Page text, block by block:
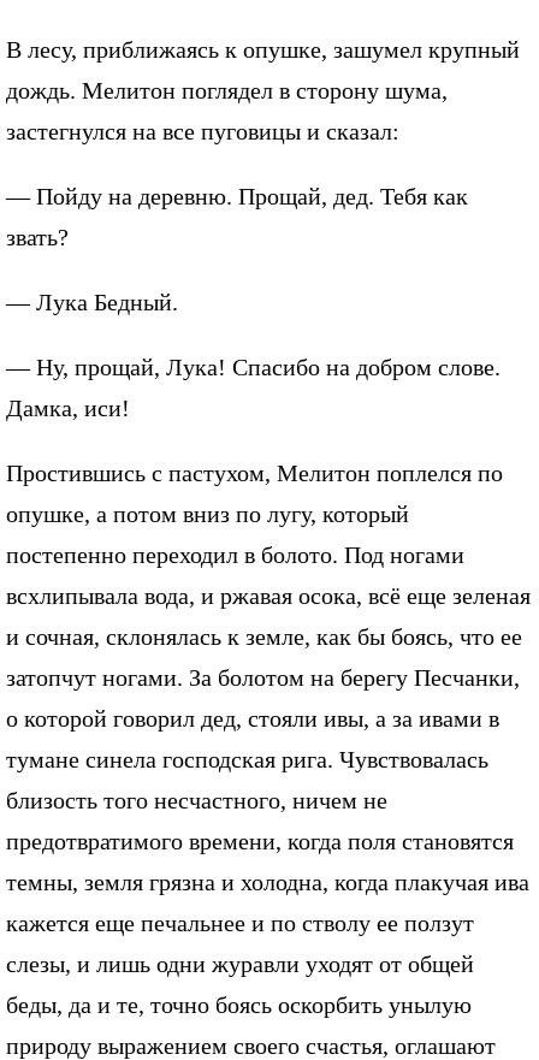
В лесу, приближаясь к опушке, зашумел крупный
дождь. Мелитон поглядел в сторону шума,
застегнулся на все пуговицы и сказал:
— Пойду на деревню. Прощай, дед. Тебя как
звать?
— Лука Бедный.
— Ну, прощай, Лука! Спасибо на добром слове.
Дамка, иси!
Простившись с пастухом, Мелитон поплелся по
опушке, а потом вниз по лугу, который
постепенно переходил в болото. Под ногами
всхлипывала вода, и ржавая осока, всё еще зеленая
и сочная, склонялась к земле, как бы боясь, что ее
затопчут ногами. За болотом на берегу Песчанки,
о которой говорил дед, стояли ивы, а за ивами в
тумане синела господская рига. Чувствовалась
близость того несчастного, ничем не
предотвратимого времени, когда поля становятся
темны, земля грязна и холодна, когда плакучая ива
кажется еще печальнее и по стволу ее ползут
слезы, и лишь одни журавли уходят от общей
беды, да и те, точно боясь оскорбить унылую
природу выражением своего счастья, оглашают